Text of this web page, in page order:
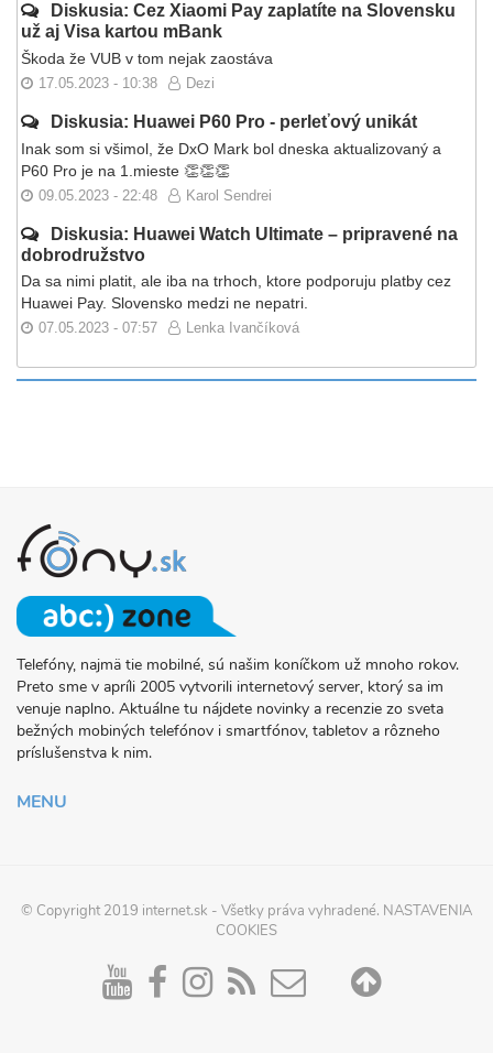
Diskusia: Cez Xiaomi Pay zaplatíte na Slovensku
už aj Visa kartou mBank
Škoda že VUB v tom nejak zaostáva
17.05.2023 - 10:38 Dezi
Diskusia: Huawei P60 Pro - perleťový unikát
Inak som si všimol, že DxO Mark bol dneska aktualizovaný a
P60 Pro je na 1.mieste 👏👏👏
09.05.2023 - 22:48 Karol Sendrei
Diskusia: Huawei Watch Ultimate – pripravené na
dobrodružstvo
Da sa nimi platit, ale iba na trhoch, ktore podporuju platby cez
Huawei Pay. Slovensko medzi ne nepatri.
07.05.2023 - 07:57 Lenka Ivančíková
O
PROJEKTE
FONY.SK
Telefóny, najmä tie mobilné, sú našim koníčkom už mnoho rokov.
Preto sme v apríli 2005 vytvorili internetový server, ktorý sa im
venuje naplno. Aktuálne tu nájdete novinky a recenzie zo sveta
bežných mobiných telefónov i smartfónov, tabletov a rôzneho
príslušenstva k nim.
MENU
© Copyright 2019 internet.sk - Všetky práva vyhradené. NASTAVENIA
COOKIES